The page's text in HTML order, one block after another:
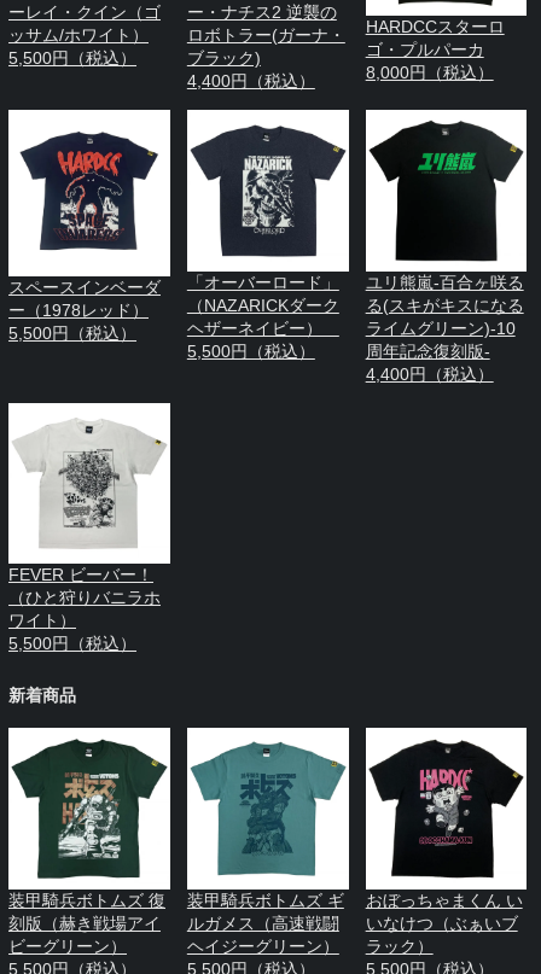
ーレイ・クイン（ゴ
ッサム/ホワイト）
5,500円（税込）
ー・ナチス2 逆襲の
ロボトラー(ガーナ・
ブラック)
4,400円（税込）
HARDCCスターロ
ゴ・プルパーカ
8,000円（税込）
スペースインベーダ
ー（1978レッド）
5,500円（税込）
「オーバーロード」
（NAZARICKダーク
ヘザーネイビー）
5,500円（税込）
ユリ熊嵐-百合ヶ咲る
る(スキがキスになる
ライムグリーン)-10
周年記念復刻版-
4,400円（税込）
FEVER ビーバー！
（ひと狩りバニラホ
ワイト）
5,500円（税込）
新着商品
装甲騎兵ボトムズ 復
刻版（赫き戦場アイ
ビーグリーン）
5,500円（税込）
装甲騎兵ボトムズ ギ
ルガメス（高速戦闘
ヘイジーグリーン）
5,500円（税込）
おぼっちゃまくん い
いなけつ（ぶぁいブ
ラック）
5,500円（税込）